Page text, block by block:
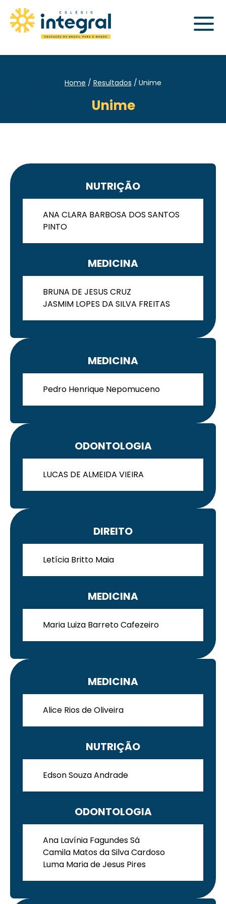
Home Resultados Unime
Unime
NUTRIÇÃO
ANA CLARA BARBOSA DOS SANTOS
PINTO
MEDICINA
BRUNA DE JESUS CRUZ
JASMIM LOPES DA SILVA FREITAS
MEDICINA
Pedro Henrique Nepomuceno
ODONTOLOGIA
LUCAS DE ALMEIDA VIEIRA
DIREITO
Letícia Britto Maia
MEDICINA
Maria Luiza Barreto Cafezeiro
MEDICINA
Alice Rios de Oliveira
NUTRIÇÃO
Edson Souza Andrade
ODONTOLOGIA
Ana Lavínia Fagundes Sá
Camila Matos da Silva Cardoso
Luma Maria de Jesus Pires